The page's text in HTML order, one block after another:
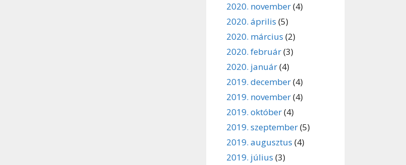
2020. november(4)
2020. április (5)
2020. március (2)
2020. február(3)
2020. január(4)
2019. december(4)
2019. november(4)
2019. október(4)
2019. szeptember(5)
2019. augusztus (4)
2019. július (3)